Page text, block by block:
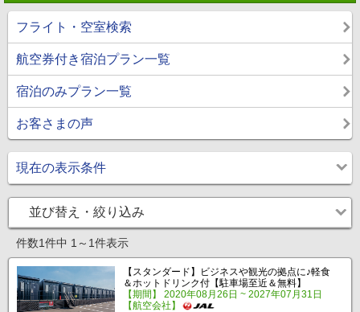
フライト・空室検索
航空券付き宿泊プラン一覧
宿泊のみプラン一覧
お客さまの声
現在の表示条件
並び替え・絞り込み
件数1件中 1～1件表示
【スタンダード】ビジネスや観光の拠点に♪軽食
＆ホットドリンク付【駐車場至近＆無料】
【期間】 2020年08月26日 ~ 2027年07月31日
【航空会社】